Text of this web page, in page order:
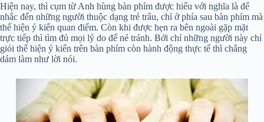
Hiện nay, thì cụm từ Anh hùng bàn phím được hiểu với nghĩa là để
nhắc đến những người thuộc dạng trẻ trâu, chỉ ở phía sau bàn phím mà
thể hiện ý kiến quan điểm. Còn khi được hẹn ra bên ngoài gặp mặt
trực tiếp thì tìm đủ mọi lý do để né tránh. Bởi chỉ những người này chỉ
giỏi thể hiện ý kiến trên bàn phím còn hành động thực tế thì chẳng
dám làm như lời nói.